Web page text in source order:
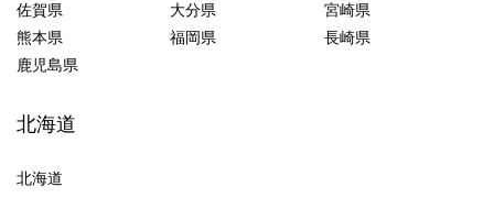
佐賀県 大分県
宮崎県
熊本県
福岡県
長崎県
鹿児島県
北海道
北海道